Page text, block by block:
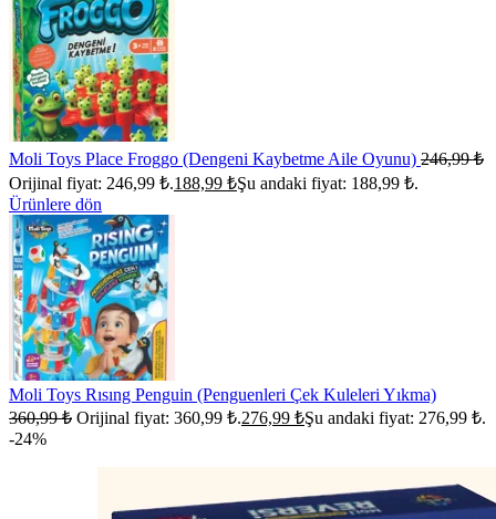
Moli Toys Place Froggo (Dengeni Kaybetme Aile Oyunu) 246,99₺
Orijinal fiyat: 246,99 ₺.188,99 ₺Şu andaki fiyat: 188,99 ₺.
Ürünlere dön
Moli Toys Rısıng Penguin (Penguenleri Çek Kuleleri Yıkma)
360,99₺ Orijinal fiyat: 360,99 ₺.276,99 ₺Şu andaki fiyat: 276,99 ₺.
-24%